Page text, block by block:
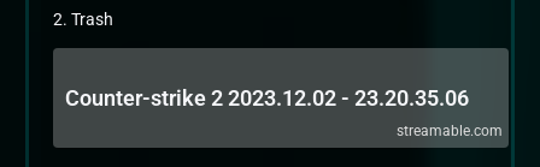
2. Trash
Counter-strike 2 2023.12.02 - 23.20.35.06
streamable.com